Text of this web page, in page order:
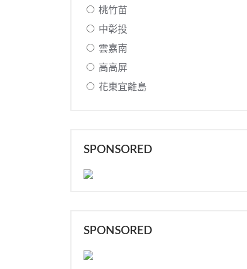
桃竹苗
中彰投
雲嘉南
高高屏
花東宜離島
SPONSORED
SPONSORED